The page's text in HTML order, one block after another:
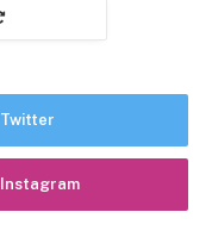
Twitter
Instagram